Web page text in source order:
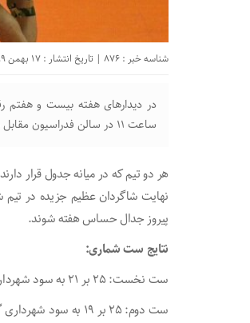
شناسه خبر : 876 | تاریخ انتشار : 17 بهمن 1399 - 23:26 |
در دیدارهای هفته بیست و هفتم
ساعت ۱۱ در سالن فدراسیون مقابل هم صف آرایی کردند.
هر دو تیم که در میانه جدول قرار
نهایت شاگردان عظیم جزیده در
پیروز جدال حساس هفته شوند.
نتایج ست شماری:
ست نخست: ۲۵ بر ۲۱ به سود شهرداری گنبد
ست دوم: ۲۵ بر ۱۹ به سود شهرداری گنبد